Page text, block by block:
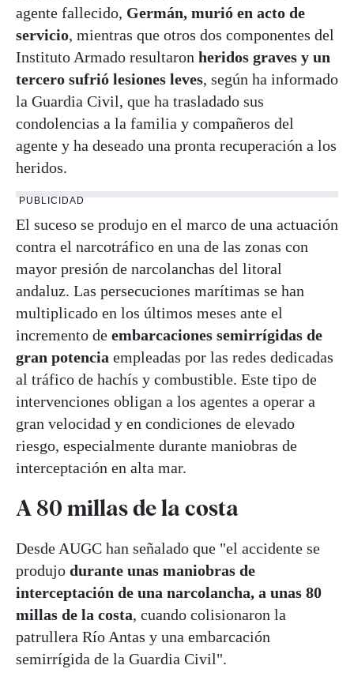
agente fallecido, Germán, murió en acto de
servicio, mientras que otros dos componentes del
Instituto Armado resultaron heridos graves y un
tercero sufrió lesiones leves, según ha informado
la Guardia Civil, que ha trasladado sus
condolencias a la familia y compañeros del
agente y ha deseado una pronta recuperación a los
heridos.
PUBLICIDAD
El suceso se produjo en el marco de una actuación
contra el narcotráfico en una de las zonas con
mayor presión de narcolanchas del litoral
andaluz. Las persecuciones marítimas se han
multiplicado en los últimos meses ante el
incremento de embarcaciones semirrígidas de
gran potencia empleadas por las redes dedicadas
al tráfico de hachís y combustible. Este tipo de
intervenciones obligan a los agentes a operar a
gran velocidad y en condiciones de elevado
riesgo, especialmente durante maniobras de
interceptación en alta mar.
A 80 millas de la costa
Desde AUGC han señalado que "el accidente se
produjo durante unas maniobras de
interceptación de una narcolancha, a unas 80
millas de la costa, cuando colisionaron la
patrullera Río Antas y una embarcación
semirrígida de la Guardia Civil".